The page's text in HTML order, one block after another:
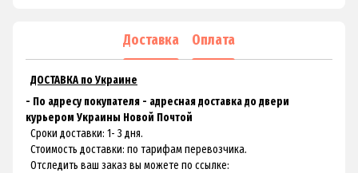
Доставка Оплата
ДОСТАВКА по Украине
- По адресу покупателя - адресная доставка до двери
курьером Украины Новой Почтой
Сроки доставки: 1- 3 дня.
Стоимость доставки: по тарифам перевозчика.
Отследить ваш заказ вы можете по ссылке: